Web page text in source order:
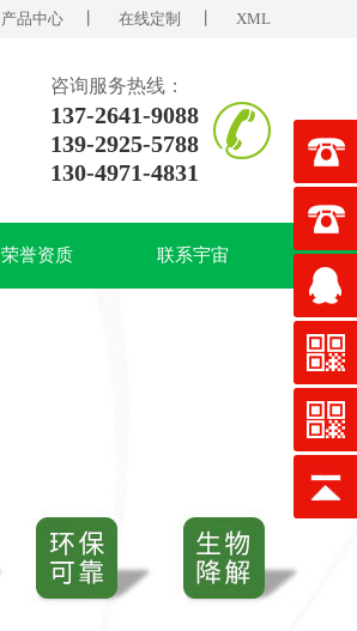
产品中心 在线定制 XML
咨询服务热线：
137-2641-9088
139-2925-5788
130-4971-4831
荣誉资质 联系宇宙